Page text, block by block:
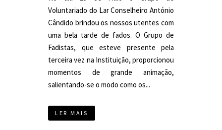
Voluntariado do Lar Conselheiro António
Cândido brindou os nossos utentes com
uma bela tarde de fados. O Grupo de
Fadistas, que esteve presente pela
terceira vez na Instituição, proporcionou
momentos de grande animação,
salientando-se o modo como os...
LER MAIS